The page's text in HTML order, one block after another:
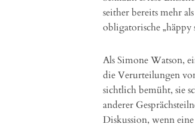
seither bereits mehr
obligatorische
Als Simone Watson,
die Verurteilungen
sichtlich bemüht, sie
anderer
Diskussion, wenn